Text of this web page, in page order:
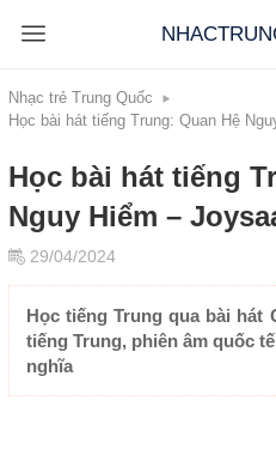
Nhạc trẻ Trung Quốc
Học bài hát tiếng Trung: Quan Hệ
Học bài hát tiếng
Nguy Hiểm –
29/04/2024
Học tiếng Trung qua bài hát
tiếng Trung, phiên âm quốc
nghĩa